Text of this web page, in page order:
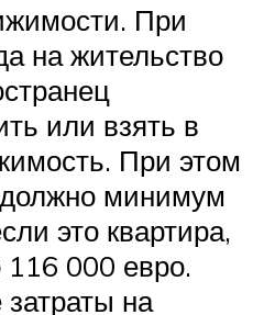
При
на жительство
или взять в
При этом
минимум
это квартира,
000 евро.
на